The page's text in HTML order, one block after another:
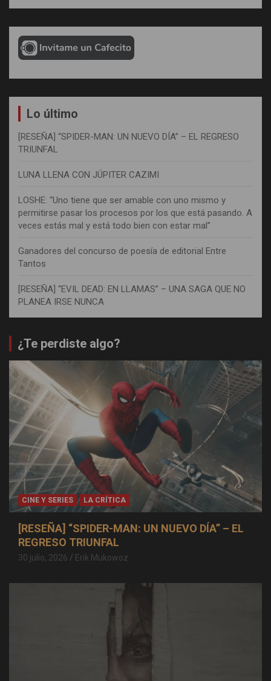
Lo último
[RESEÑA] “SPIDER-MAN: UN NUEVO DÍA” – EL REGRESO
TRIUNFAL
LUNA LLENA CON JÚPITER CAZIMI
LOSHE: “Uno tiene que ser amable con uno mismo y
permitirse pasar los procesos por los que está pasando. A
veces estás mal y está todo bien con estar mal”
Ganadores del concurso de poesía de editorial Entre
Tantos
[RESEÑA] “EVIL DEAD: EN LLAMAS” – UNA SAGA QUE NO
PLANEA IRSE NUNCA
¿Te perdiste algo?
CINE Y SERIES LA CRÍTICA
[RESEÑA] “SPIDER-MAN: UN NUEVO DÍA” – EL
REGRESO TRIUNFAL
30 julio, 2026 Erik Mukowoz